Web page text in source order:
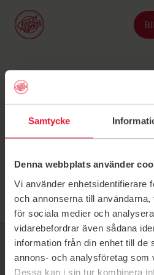
Samtycke
Denna webbplats använder
Vi använder enhetsidentifierare
och annonserna till
för sociala medier och
vidarebefordrar även sådana
information från din enhet till de
annons- och analysföretag som
Dessa kan i sin tur kombinera
Länk till: Träna
Träna
Länk till: Träningsställen
Träningsställen
Länk till: Priser
Priser
Länk till: Inspiration
Inspiration
Länk till: Schema
Logga in
Svedala